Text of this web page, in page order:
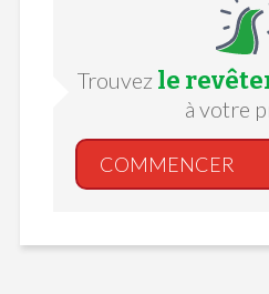
Trouvez le
à votre
COMMENCER